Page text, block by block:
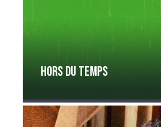
Hors du temps